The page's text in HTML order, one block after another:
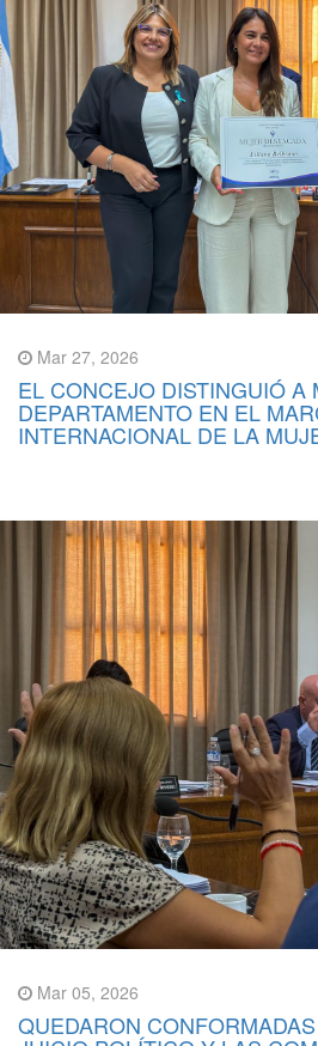
Mar 27, 2026
EL CONCEJO DISTINGUIÓ A
DEPARTAMENTO EN EL
INTERNACIONAL DE LA
Mar 05, 2026
QUEDARON